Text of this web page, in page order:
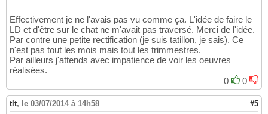
Effectivement je ne l'avais pas vu comme ça. L'idée de faire le
LD et d'être sur le chat ne m'avait pas traversé. Merci de l'idée.
Par contre une petite rectification (je suis tatillon, je sais). Ce
n'est pas tout les mois mais tout les trimmestres.
Par ailleurs j'attends avec impatience de voir les oeuvres
réalisées.
0
0
tlt, le 03/07/2014 à 14h58 #5